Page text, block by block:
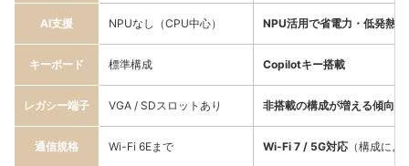
AI支援 NPUなし（CPU中心） NPU活用で省電力・低発熱
キーボード 標準構成 Copilotキー搭載
レガシー端子 VGA / SDスロットあり 非搭載の構成が増える傾向
通信規格 Wi-Fi 6Eまで Wi-Fi 7 / 5G対応 （構成によ